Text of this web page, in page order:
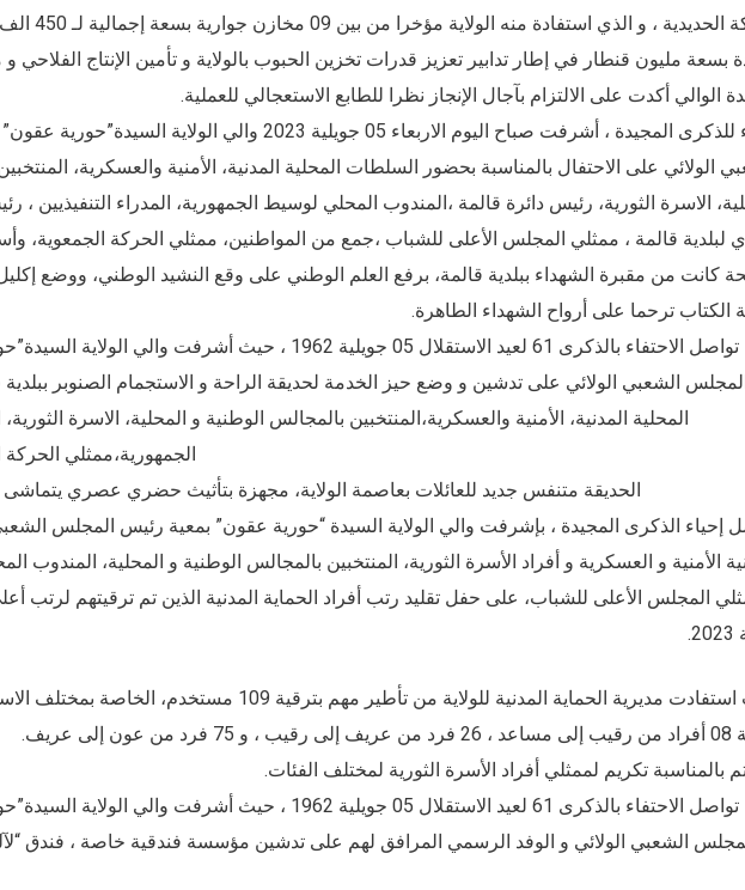
السكة الحديدية ،
بسعة مليون قنطار في إطار تدابير تعزيز قدرات تخزين الحبوب بالولاية و تأمين الإنتاج الفلاحي و
الوالي أكدت على الالتزام بآجال الإنجاز نظرا للطابع الاستعجالي للعملية.
إحياء للذكرى المجيدة ، أشرفت صباح اليوم الاربعاء 05 جويلية 2023
الولائي على الاحتفال بالمناسبة بحضور السلطات المحلية المدنية، الأمنية والعسكرية،
الاسرة الثورية، رئيس دائرة قالمة ،المندوب المحلي لوسيط الجمهورية، المدراء التنفيذيين
لبلدية قالمة ، ممثلي المجلس الأعلى للشباب ،جمع من المواطنين، ممثلي الحركة الجمعوية،
كانت من مقبرة الشهداء ببلدية قالمة، برفع العلم الوطني على وقع النشيد الوطني، ووضع
الكتاب ترحما على أرواح الشهداء الطاهرة.
تواصل الاحتفاء بالذكرى 61 لعيد الاستقلال 05 جويلية 1962 ، حيث
الشعبي الولائي على تدشين و وضع حيز الخدمة لحديقة الراحة و الاستجمام الصنوبر
المحلية المدنية، الأمنية والعسكرية،المنتخبين بالمجالس الوطنية و المحلية، الاسرة
الجمهورية،ممثلي الحركة
الحديقة متنفس جديد للعائلات بعاصمة الولاية، مجهزة بتأثيث حضري عصري يتماشى
إحياء الذكرى المجيدة ، بإشرفت والي الولاية السيدة “حورية عقون” بمعية رئيس المجلس
الأمنية و العسكرية و أفراد الأسرة الثورية، المنتخبين بالمجالس الوطنية و المحلية، المندوب
المجلس الأعلى للشباب، على حفل تقليد رتب أفراد الحماية المدنية الذين تم ترقيتهم لرتب
حيث استفادت مديرية الحماية المدنية للولاية من تأطير مهم بترقية 109
عريف.
بالمناسبة تكريم لممثلي أفراد الأسرة الثورية لمختلف الفئات.
تواصل الاحتفاء بالذكرى 61 لعيد الاستقلال 05 جويلية 1962 ، حيث